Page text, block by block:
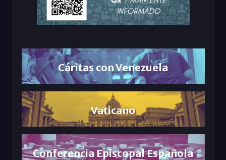
Cáritas con Venezuela
Vaticano
Conferencia Episcopal Española